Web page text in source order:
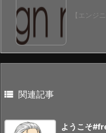
【エンジ
 関連記事
ようこそ